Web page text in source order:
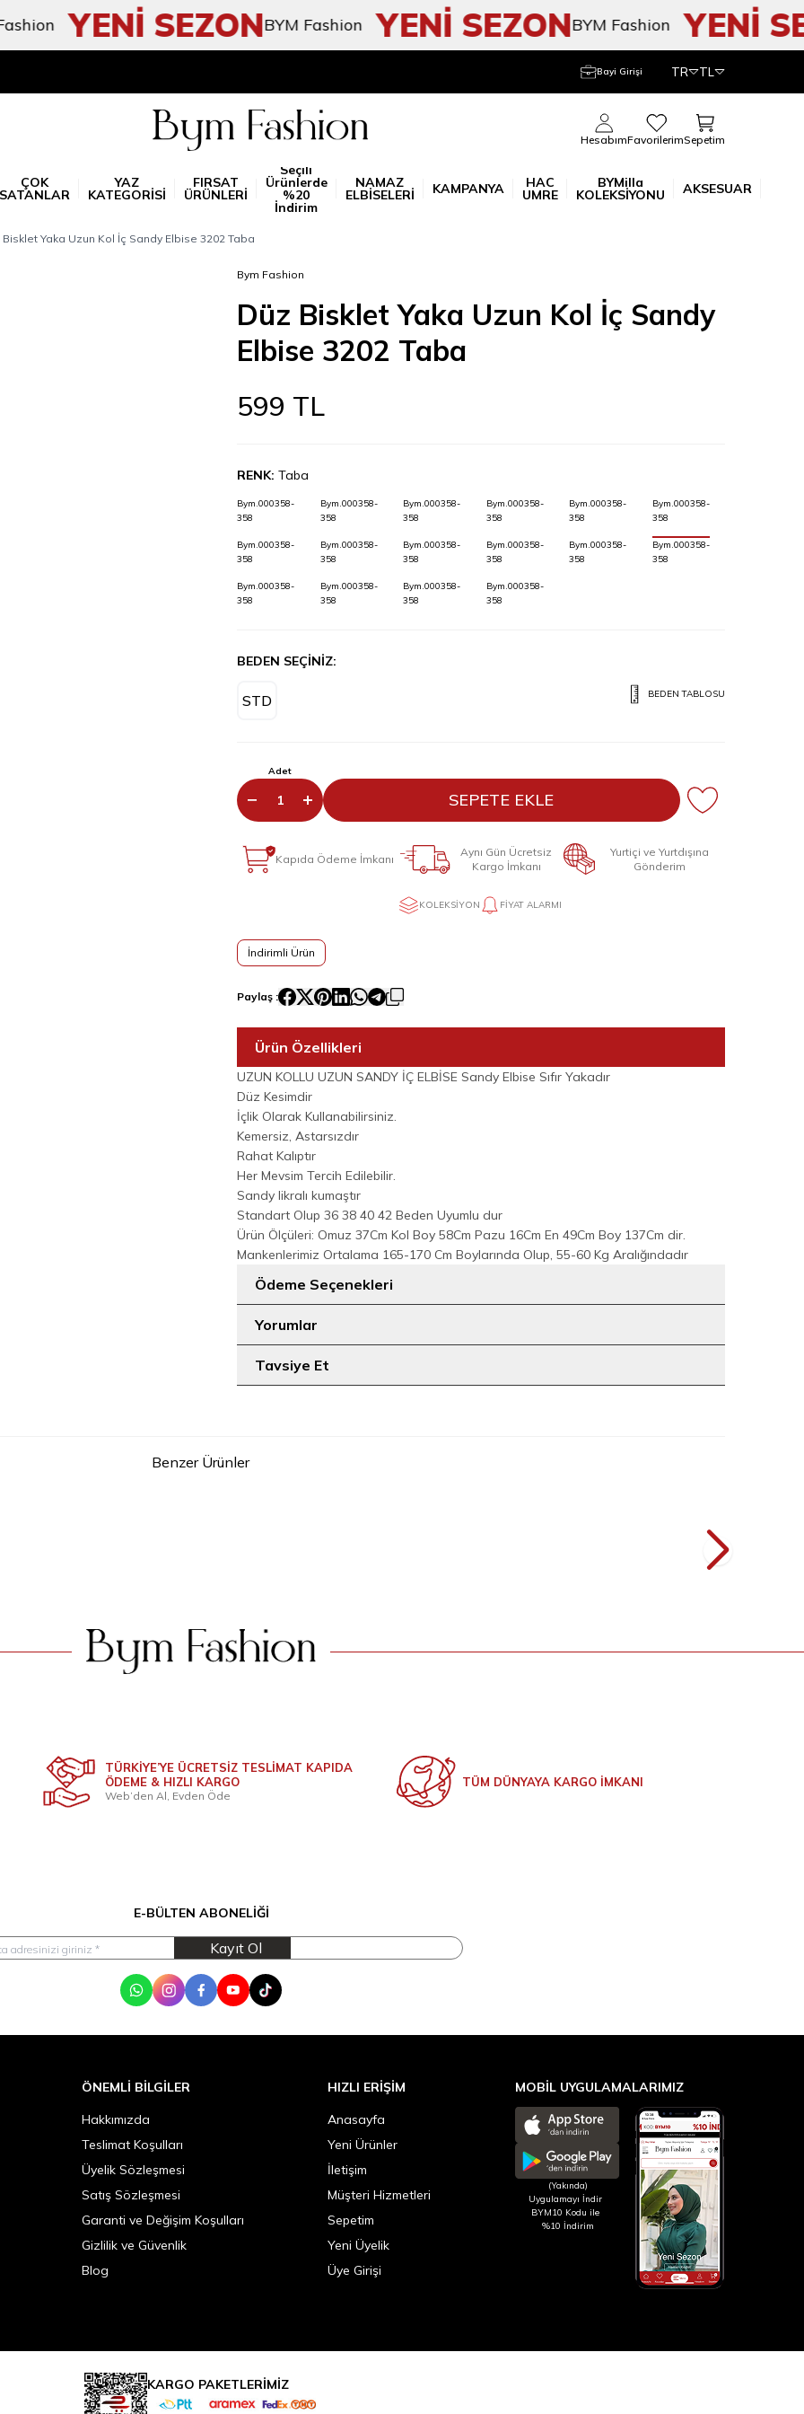
YENİ SEZONBYM Fashion YENİ SEZONBYM Fashion YENİ
Bayi Girişi TR TL
HesabımFavorilerimSepetim
ÇOK
SATANLAR
YAZ
KATEGORİSİ
FIRSAT
ÜRÜNLERİ
Seçili
Ürünlerde
%20
İndirim
NAMAZ
ELBİSELERİ KAMPANYA HAC
UMRE
BYMilla
KOLEKSİYONU AKSESUAR
Bisklet Yaka Uzun Kol İç Sandy Elbise 3202 Taba
Bym Fashion
Düz Bisklet Yaka Uzun Kol İç Sandy
Elbise 3202 Taba
599 TL
RENK: Taba
Bym.000358-
358
Bym.000358-
358
Bym.000358-
358
Bym.000358-
358
Bym.000358-
358
Bym.000358-
358
Bym.000358-
358
Bym.000358-
358
Bym.000358-
358
Bym.000358-
358
Bym.000358-
358
Bym.000358-
358
Bym.000358-
358
Bym.000358-
358
Bym.000358-
358
Bym.000358-
358
BEDEN SEÇİNİZ:
STD BEDEN TABLOSU
Adet
SEPETE EKLE
Kapıda Ödeme İmkanı
Aynı Gün Ücretsiz
Kargo İmkanı
Yurtiçi ve Yurtdışına
Gönderim
KOLEKSIYON FIYAT ALARMI
İndirimli Ürün
Paylaş :
Ürün Özellikleri
UZUN KOLLU UZUN SANDY İÇ ELBİSE Sandy Elbise Sıfır Yakadır
Düz Kesimdir
İçlik Olarak Kullanabilirsiniz.
Kemersiz, Astarsızdır
Rahat Kalıptır
Her Mevsim Tercih Edilebilir.
Sandy likralı kumaştır
Standart Olup 36 38 40 42 Beden Uyumlu dur
Ürün Ölçüleri: Omuz 37Cm Kol Boy 58Cm Pazu 16Cm En 49Cm Boy 137Cm dir.
Mankenlerimiz Ortalama 165-170 Cm Boylarında Olup, 55-60 Kg Aralığındadır
Ödeme Seçenekleri
Yorumlar
Tavsiye Et
Benzer Ürünler
2
TÜRKİYE’YE ÜCRETSİZ TESLİMAT KAPIDA
ÖDEME & HIZLI KARGO
Web’den Al, Evden Öde
TÜM DÜNYAYA KARGO İMKANI
E-BÜLTEN ABONELIĞI
Kayıt Ol
WhatsAppInstagramFacebookYoutubeTik Tok
ÖNEMLI BILGILER
Hakkımızda
Teslimat Koşulları
Üyelik Sözleşmesi
Satış Sözleşmesi
Garanti ve Değişim Koşulları
Gizlilik ve Güvenlik
Blog
HIZLI ERIŞIM
Anasayfa
Yeni Ürünler
İletişim
Müşteri Hizmetleri
Sepetim
Yeni Üyelik
Üye Girişi
MOBİL UYGULAMALARIMIZ
(Yakında)
Uygulamayı İndir
BYM10 Kodu ile
%10 İndirim
KARGO PAKETLERİMİZ